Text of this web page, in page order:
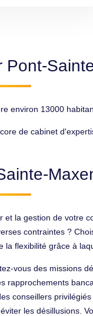
environ 13000
de cabinet
la gestion de votre
contraintes ?
flexibilité grâce à
vous des missions
conseillers
les désillusions.